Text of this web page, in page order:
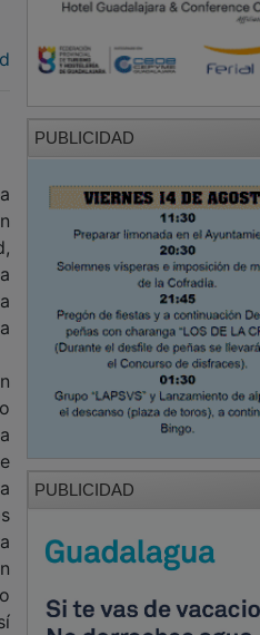
PUBLICIDAD
PUBLICIDAD